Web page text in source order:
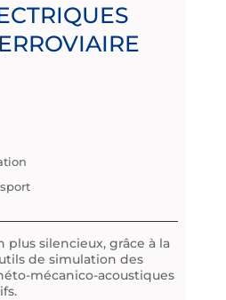
plus silencieux, grâce à la
de simulation des
mécanico-acoustiques